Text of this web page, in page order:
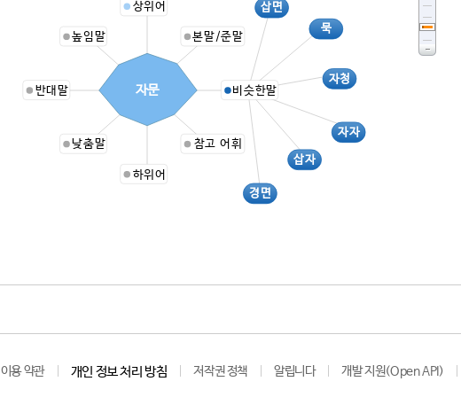
상위어
본말/준말
삽면
삽자
경면
묵
자자
자청
비슷한말
참고 어휘
하위어
낮춤말
반대말
높임말
자문
이용 약관 개인 정보 처리 방침 저작권 정책 알립니다 개발 지원(Open API)